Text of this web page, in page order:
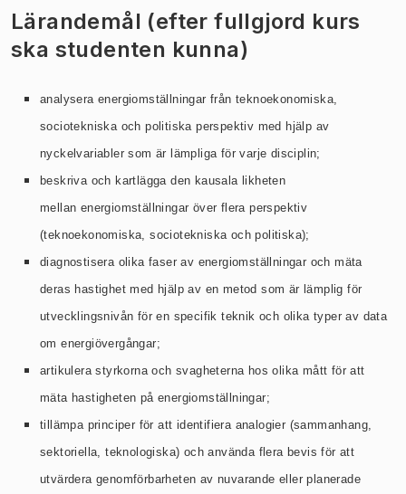
Lärandemål (efter fullgjord kurs
ska studenten kunna)
analyseraenergiomställningar från teknoekonomiska,
sociotekniska och politiska perspektiv med hjälp av
nyckelvariabler som är lämpliga för varje disciplin;
beskriva och kartlägga den kausala likheten
mellan energiomställningar över flera perspektiv
(teknoekonomiska, sociotekniska och politiska);
diagnostisera olika faser av energiomställningar och mäta
deras hastighet med hjälp av en metod som är lämplig för
utvecklingsnivån för en specifik teknik och olika typer av data
om energiövergångar;
artikulera styrkorna och svagheterna hos olika mått för att
mäta hastigheten på energiomställningar;
tillämpa principer för att identifiera analogier (sammanhang,
sektoriella, teknologiska) och använda flera bevis för att
utvärdera genomförbarheten av nuvarande eller planerade